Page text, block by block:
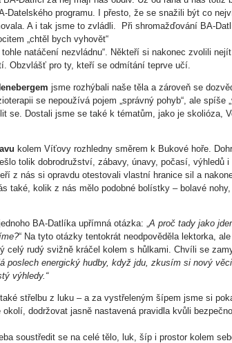
Datelského programu. I přesto, že se snažili být co
A i tak jsme to zvládli. Při shromažďování BA-
„chtěl bych vyhovět“
natáčení nezvládnu“. Někteří si nakonec zvolili
Obzvlášť pro ty, kteří se odmítání teprve učí.
jsme rozhýbali naše těla a zároveň se
se nepoužívá pojem „správný pohyb“, ale spíše
se. Dostali jsme se také k tématům, jako je skolióza,
kolem Víťovy rozhledny směrem k Bukové hoře.
tolik dobrodružství, zábavy, únavy, počasí,
z nás si opravdu otestovali vlastní hranice sil a
také, kolik z nás mělo podobné bolístky – bolavé
BA-Datlíka upřímná otázka: „A proč tady jako
“ Na tyto otázky tentokrát neodpověděla lektorka,
celý rudý svižně kráčel kolem s hůlkami. Chvíli se
poslech energický hudby, když jdu, zkusím si nový
výhledy.“
střelbu z luku – a za vystřeleným šípem jsme si
dodržovat jasně nastavená pravidla kvůli
soustředit se na celé tělo, luk, šíp i prostor kolem